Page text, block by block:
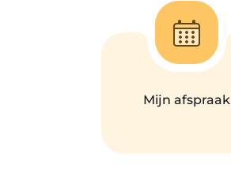
Mijn afspraak